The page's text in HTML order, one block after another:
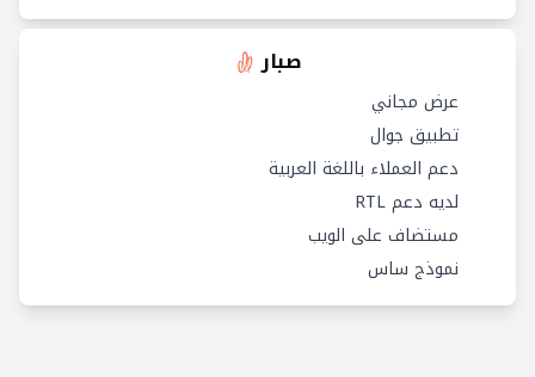
صبار
عرض مجاني
تطبيق جوال
دعم العملاء باللغة العربية
لديه دعم RTL
مستضاف على الويب
نموذج ساس